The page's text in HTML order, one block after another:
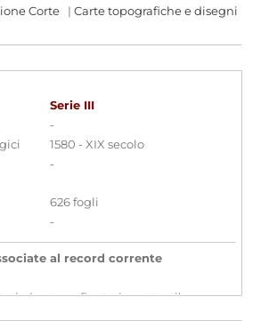
Corte | Carte topografiche e disegni
Serie III
-
1580 - XIX secolo
-
626 fogli
-
al record corrente
(cartografia storica-catasti)